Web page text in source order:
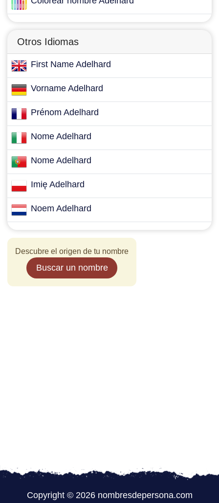
Otros Idiomas
First Name Adelhard
Vorname Adelhard
Prénom Adelhard
Nome Adelhard
Nome Adelhard
Imię Adelhard
Noem Adelhard
Descubre el origen de tu nombre
Buscar un nombre
Copyright © 2026 nombresdepersona.com